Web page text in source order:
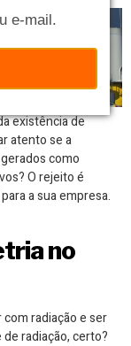
e-mail.
existência de
atento se a
como
O rejeito é
a sua empresa.
no
radiação e ser
radiação, certo?